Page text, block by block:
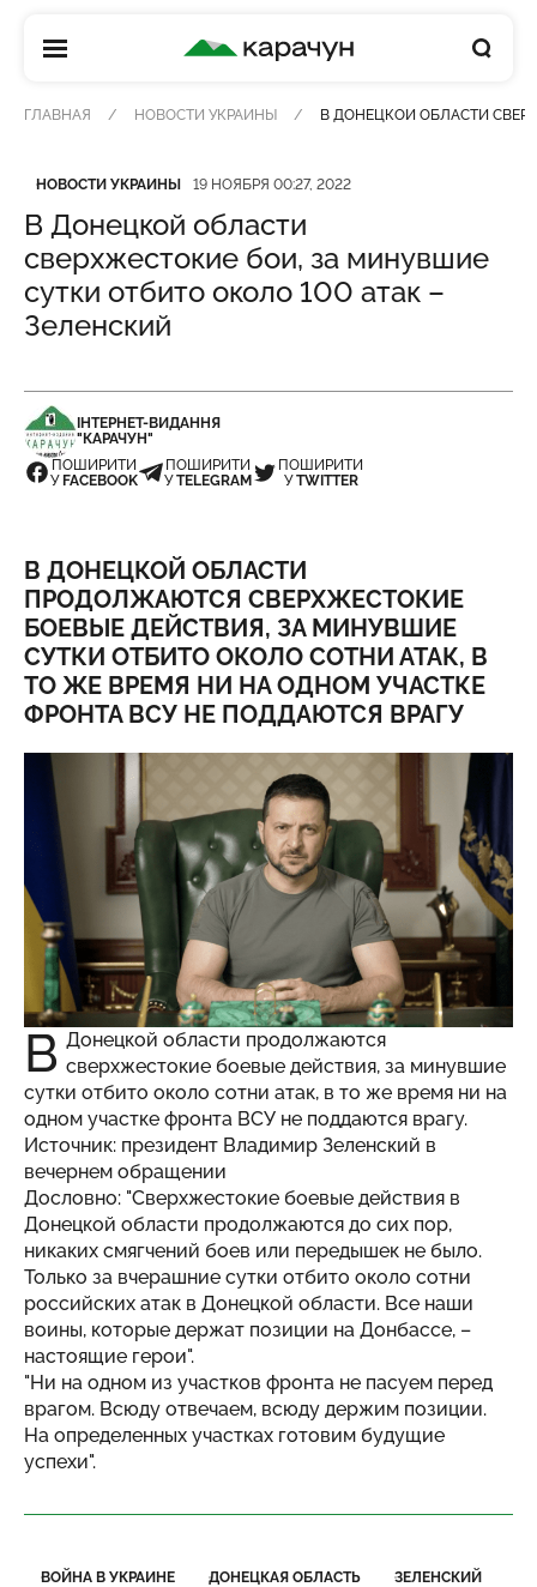
КАРАЧУН
ГЛАВНАЯ НОВОСТИ УКРАИНЫ В ДОНЕЦКОЙ ОБЛАСТИ
Категория
НОВОСТИ УКРАИНЫ
Дата публикации 19 НОЯБРЯ 00:27, 2022
В Донецкой области
сверхжестокие бои, за минувшие
сутки отбито около 100 атак –
Зеленский
ІНТЕРНЕТ-ВИДАННЯ
"КАРАЧУН"
ПОШИРИТИ
У FACEBOOK
ПОШИРИТИ
УTELEGRAM
ПОШИРИТИ
УTWITTER
В ДОНЕЦКОЙ ОБЛАСТИ
ПРОДОЛЖАЮТСЯ СВЕРХЖЕСТОКИЕ
БОЕВЫЕ ДЕЙСТВИЯ, ЗА МИНУВШИЕ
СУТКИ ОТБИТО ОКОЛО СОТНИ АТАК, В
ТО ЖЕ ВРЕМЯ НИ НА ОДНОМ УЧАСТКЕ
ФРОНТА ВСУ НЕ ПОДДАЮТСЯ ВРАГУ
В Донецкой области продолжаются
сверхжестокие боевые действия, за минувшие
сутки отбито около сотни атак, в то же время ни на
одном участке фронта ВСУ не поддаются врагу.
Источник: президент Владимир Зеленский в
вечернем обращении
Дословно: "Сверхжестокие боевые действия в
Донецкой области продолжаются до сих пор,
никаких смягчений боев или передышек не было.
Только за вчерашние сутки отбито около сотни
российских атак в Донецкой области. Все наши
воины, которые держат позиции на Донбассе, –
настоящие герои".
"Ни на одном из участков фронта не пасуем перед
врагом. Всюду отвечаем, всюду держим позиции.
На определенных участках готовим будущие
успехи".
ВОЙНА В УКРАИНЕ ДОНЕЦКАЯ ОБЛАСТЬ ЗЕЛЕНСКИЙ